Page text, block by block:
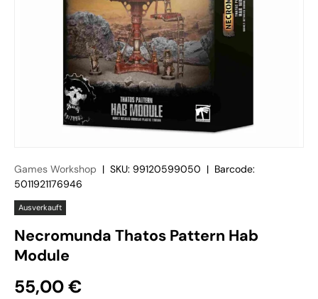
Games Workshop | SKU: 99120599050 | Barcode:
5011921176946
Ausverkauft
Necromunda Thatos Pattern Hab
Module
55,00 €